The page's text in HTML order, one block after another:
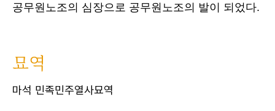
공무원노조의 심장으로 공무원노조의 발이 되었다.
묘역
마석 민족민주열사묘역